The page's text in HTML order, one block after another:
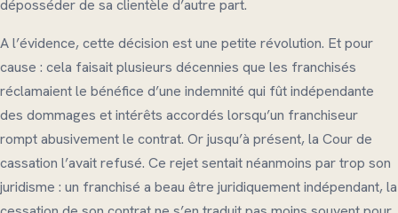
déposséder de sa clientèle d’autre part.
A l’évidence, cette décision est une petite révolution. Et pour
cause : cela faisait plusieurs décennies que les franchisés
réclamaient le bénéfice d’une indemnité qui fût indépendante
des dommages et intérêts accordés lorsqu’un franchiseur
rompt abusivement le contrat. Or jusqu’à présent, la Cour de
cassation l’avait refusé. Ce rejet sentait néanmoins par trop son
juridisme : un franchisé a beau être juridiquement indépendant, la